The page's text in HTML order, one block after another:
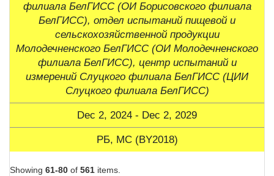
филиала БелГИСС (ОИ Борисовского филиала
БелГИСС), отдел испытаний пищевой и
сельскохозяйственной продукции
Молодечненского БелГИСС (ОИ Молодечненского
филиала БелГИСС), центр испытаний и
измерений Слуцкого филиала БелГИСС (ЦИИ
Слуцкого филиала БелГИСС)
Dec 2, 2024 - Dec 2, 2029
РБ, МС (BY2018)
Showing 61-80 of 561 items.